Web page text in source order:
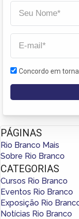
Concordo em
PÁGINAS
Rio Branco Mais
Sobre Rio Branco
CATEGORIAS
Cursos Rio Branco
Eventos Rio Branco
Exposição Rio
Notícias Rio Branco